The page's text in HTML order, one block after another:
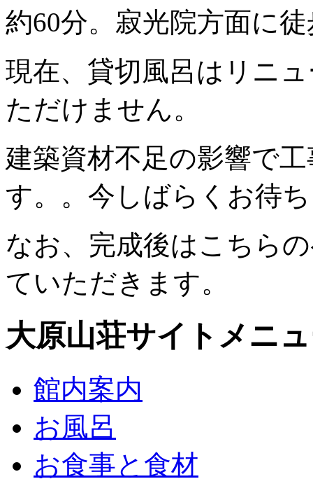
約60分。寂光院方面に
現在、貸切風呂はリニ
ただけません。
建築資材不足の影響で
す。。今しばらくお待
なお、完成後はこちら
ていただきます。
大原山荘サイトメニ
館内案内
お風呂
お食事と食材